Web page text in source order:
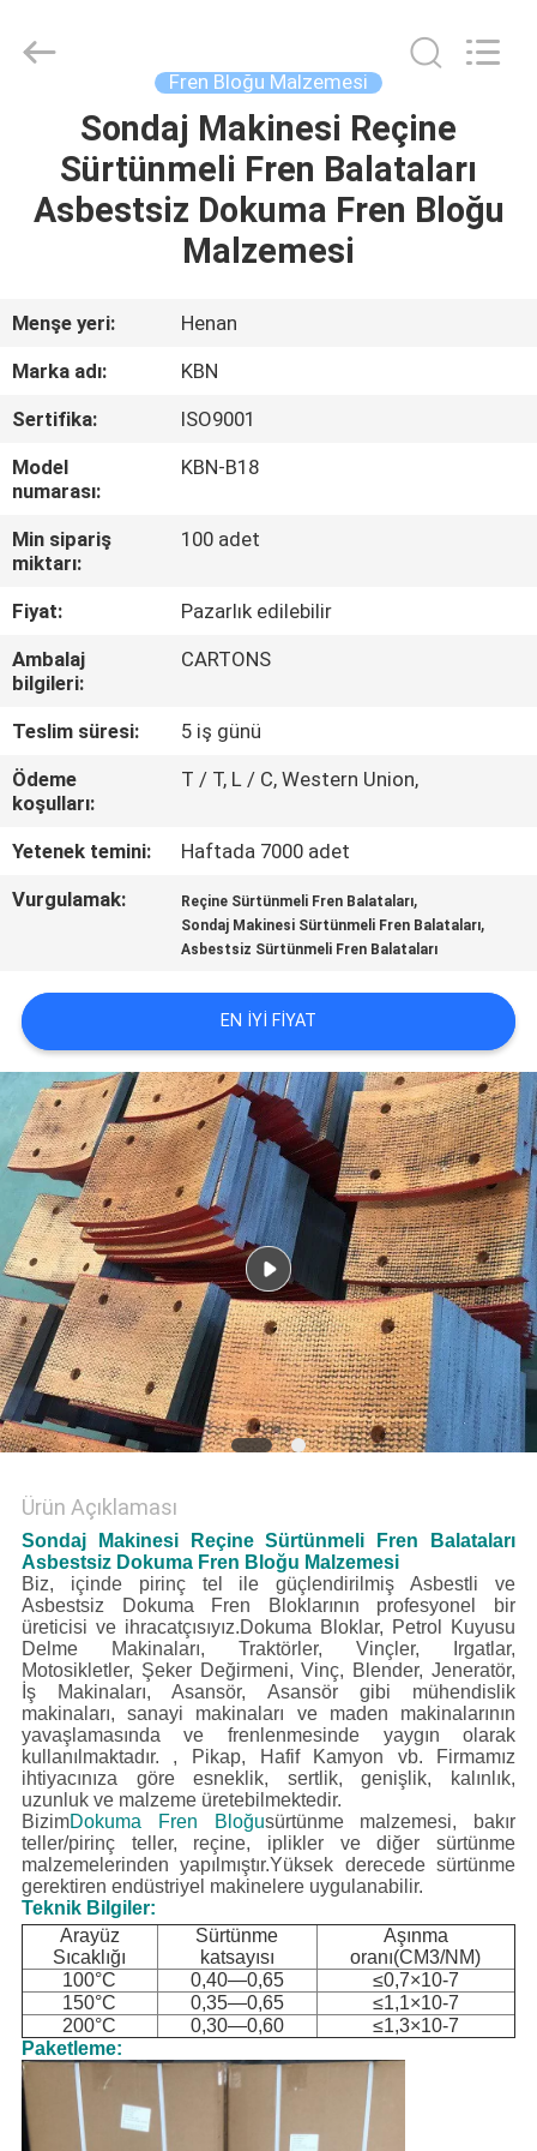
ÜRÜN:%
HAKKIMIZDA
TURU
KONTROL
BIZE
ULAŞIN
BIR
TEKLIF
SITE
PRIVACY
POLICY
Fren Bloğu Malzemesi
Sondaj Makinesi Reçine
Sürtünmeli Fren Balataları
Asbestsiz Dokuma Fren Bloğu
Malzemesi
Menşe yeri:
Henan
Marka adı:
KBN
Sertifika:
ISO9001
Model
numarası:
KBN-B18
Min sipariş
miktarı:
100 adet
Fiyat:
Pazarlık edilebilir
Ambalaj
bilgileri:
CARTONS
Teslim süresi:
5 iş günü
Ödeme
koşulları:
T / T, L / C, Western Union,
Yetenek temini:
Haftada 7000 adet
Vurgulamak:
Reçine Sürtünmeli Fren Balataları,
Sondaj Makinesi Sürtünmeli Fren Balataları,
Asbestsiz Sürtünmeli Fren Balataları
EN IYI FIYAT
Ürün Açıklaması
Sondaj Makinesi Reçine Sürtünmeli Fren Balataları
Asbestsiz Dokuma Fren Bloğu Malzemesi
Biz, içinde pirinç tel ile güçlendirilmiş Asbestli ve
Asbestsiz Dokuma Fren Bloklarının profesyonel bir
üreticisi ve ihracatçısıyız.Dokuma Bloklar, Petrol Kuyusu
Delme Makinaları, Traktörler, Vinçler, Irgatlar,
Motosikletler, Şeker Değirmeni, Vinç, Blender, Jeneratör,
İş Makinaları, Asansör, Asansör gibi mühendislik
makinaları, sanayi makinaları ve maden makinalarının
yavaşlamasında ve frenlenmesinde yaygın olarak
kullanılmaktadır. , Pikap, Hafif Kamyon vb.
Firmamız
ihtiyacınıza göre esneklik, sertlik, genişlik, kalınlık,
uzunluk ve malzeme üretebilmektedir.
BizimDokuma Fren Bloğusürtünme malzemesi, bakır
teller/pirinç teller, reçine, iplikler ve diğer sürtünme
malzemelerinden yapılmıştır.Yüksek derecede sürtünme
gerektiren endüstriyel makinelere uygulanabilir.
Teknik Bilgiler:
Arayüz
Sıcaklığı
Sürtünme
katsayısı
Aşınma
oranı(CM3/NM)
100°C
0,40—0,65
≤0,7×10-7
150°C
0,35—0,65
≤1,1×10-7
200°C
0,30—0,60
≤1,3×10-7
Paketleme: